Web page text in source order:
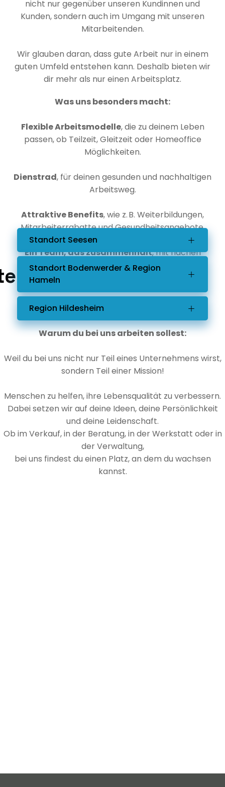
nicht nur gegenüber unseren Kundinnen und
Kunden, sondern auch im Umgang mit unseren
Mitarbeitenden.
Wir glauben daran, dass gute Arbeit nur in einem
guten Umfeld entstehen kann. Deshalb bieten wir
dir mehr als nur einen Arbeitsplatz.
Was uns besonders macht:
Flexible Arbeitsmodelle, die zu deinem Leben
passen, ob Teilzeit, Gleitzeit oder Homeoffice
Möglichkeiten.
Dienstrad, für deinen gesunden und nachhaltigen
Arbeitsweg.
Attraktive Benefits, wie z. B. Weiterbildungen,
Mitarbeiterrabatte und Gesundheitsangebote.
Ein Team, das zusammenhält, mit flachen
Hierarchien und echtem Miteinander.
Standort Seesen
Standort Bodenwerder & Region
Hameln
Region Hildesheim
Warum du bei uns arbeiten sollest:
Weil du bei uns nicht nur Teil eines Unternehmens wirst,
sondern Teil einer Mission!
Menschen zu helfen, ihre Lebensqualität zu verbessern.
Dabei setzen wir auf deine Ideen, deine Persönlichkeit
und deine Leidenschaft.
Ob im Verkauf, in der Beratung, in der Werkstatt oder in
der Verwaltung,
bei uns findest du einen Platz, an dem du wachsen
kannst.